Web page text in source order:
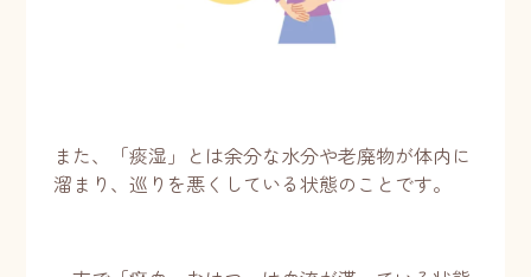
また、「痰湿」とは余分な水分や老廃物が体内に
溜まり、巡りを悪くしている状態のことです。